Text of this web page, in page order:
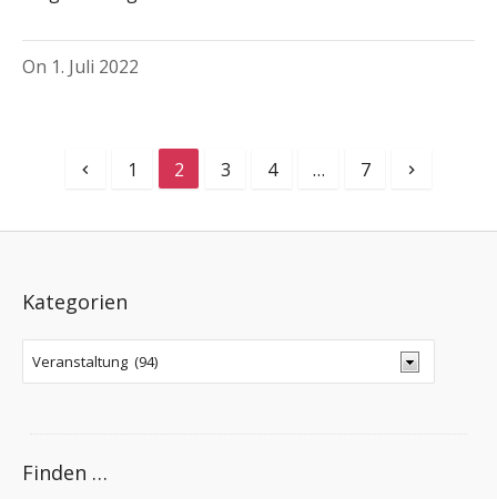
On 1. Juli 2022
1 2 3 4 … 7
Kategorien
Finden …